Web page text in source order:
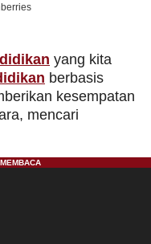
yang kita
berbasis
kesempatan
mencari